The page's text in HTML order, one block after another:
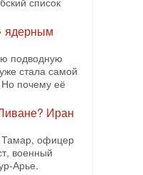
об
после
По его
его на этот
кардинально
Достаточно
когда
ядерным
подводную
стала самой
почему её
Иран
Тамар, офицер
военный
Арье.